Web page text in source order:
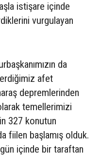
istişare içinde
vurgulayan
da
afet
depremlerinden
temellerimizi
327 konutun
fiilen başlamış olduk.
içinde bir taraftan